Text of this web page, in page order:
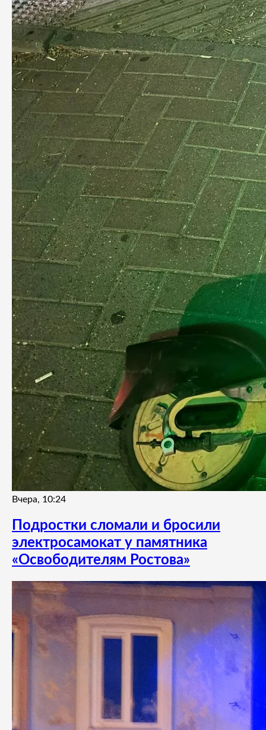
Вчера, 10:24
Подростки сломали и бросили
электросамокат у памятника
«Освободителям Ростова»